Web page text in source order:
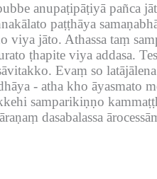
anupaṭipāṭiyā pañca
paṭṭhāya
viya jāto. Athassa taṃ
ṭhapite viya addasa.
Evaṃ so
- atha kho āyasmato
samparikiṇṇo
dasabalassa